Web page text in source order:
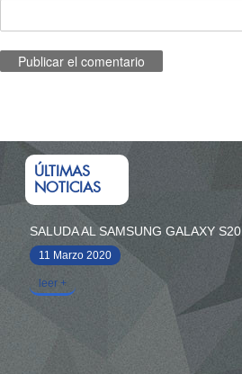
ÚLTIMAS
NOTICIAS
SALUDA AL SAMSUNG GALAXY S20
11 Marzo 2020
leer +